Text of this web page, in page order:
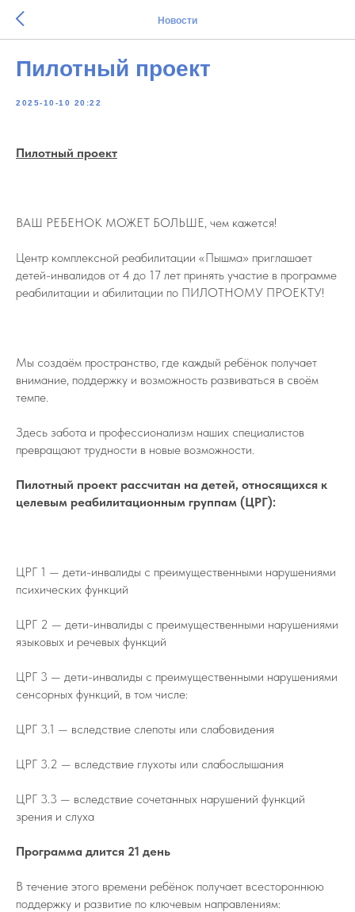
Новости
Пилотный проект
2025-10-10 20:22
Пилотный проект
ВАШ РЕБЕНОК МОЖЕТ БОЛЬШЕ, чем кажется!
Центр комплексной реабилитации «Пышма» приглашает
детей-инвалидов от 4 до 17 лет принять участие в программе
реабилитации и абилитации по ПИЛОТНОМУ ПРОЕКТУ!
Мы создаём пространство, где каждый ребёнок получает
внимание, поддержку и возможность развиваться в своём
темпе.
Здесь забота и профессионализм наших специалистов
превращают трудности в новые возможности.
Пилотный проект рассчитан на детей, относящихся к
целевым реабилитационным группам (ЦРГ):
ЦРГ 1 — дети-инвалиды с преимущественными нарушениями
психических функций
ЦРГ 2 — дети-инвалиды с преимущественными нарушениями
языковых и речевых функций
ЦРГ 3 — дети-инвалиды с преимущественными нарушениями
сенсорных функций, в том числе:
ЦРГ 3.1 — вследствие слепоты или слабовидения
ЦРГ 3.2 — вследствие глухоты или слабослышания
ЦРГ 3.3 — вследствие сочетанных нарушений функций
зрения и слуха
Программа длится 21 день
В течение этого времени ребёнок получает всестороннюю
поддержку и развитие по ключевым направлениям: